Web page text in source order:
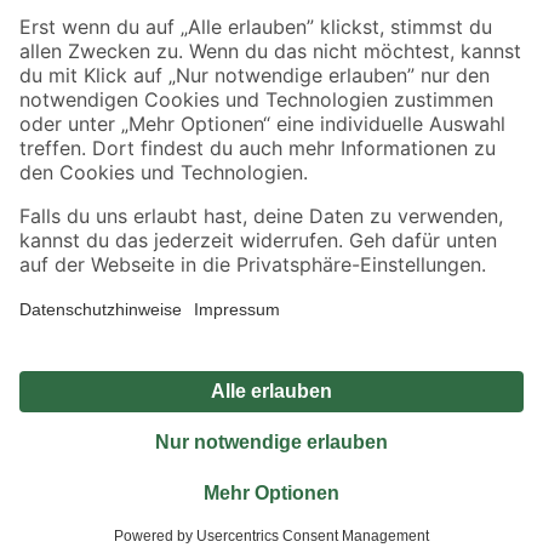
Sicher einkaufen
Jetzt die toom-App herunterladen
Alle Preisangaben in EUR inkl. gesetzl. MwSt.. Die dargestellten Angebote sind unter
Umständen nicht in allen Märkten verfügbar. Die angegebenen Verfügbarkeiten beziehen
Produkte nur solange der Vorrat reicht.
*Paketversand ab 59 € versandkostenfrei, gilt nicht für Artikel mit Speditionsversand, hier
Privatsphäre Impressum
Nutzungsbedingungen
Widerrufsrecht
Vertrag widerrufen
© 2026 toom Baumarkt GmbH